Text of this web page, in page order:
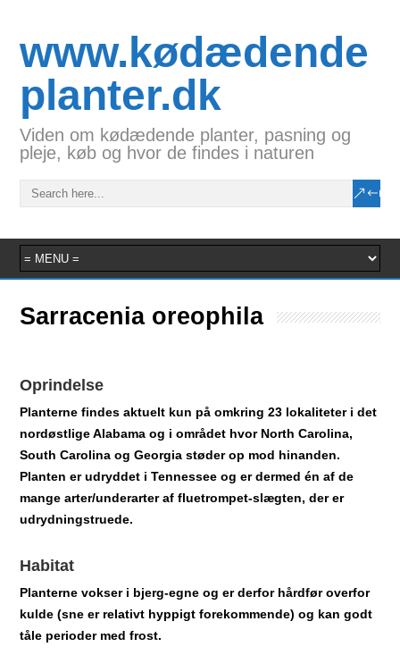
www.kødædende
planter.dk
Viden om kødædende planter, pasning og
pleje, køb og hvor de findes i naturen
Sarracenia oreophila
Oprindelse
Planterne findes aktuelt kun på omkring 23 lokaliteter i det
nordøstlige Alabama og i området hvor North Carolina,
South Carolina og Georgia støder op mod hinanden.
Planten er udryddet i Tennessee og er dermed én af de
mange arter/underarter af fluetrompet-slægten, der er
udrydningstruede.
Habitat
Planterne vokser i bjerg-egne og er derfor hårdfør overfor
kulde (sne er relativt hyppigt forekommende) og kan godt
tåle perioder med frost.